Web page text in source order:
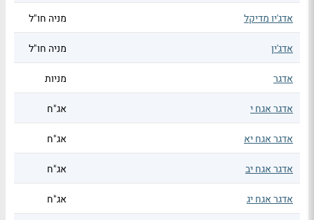
אדג'יו מדיקל מניה חו"ל
אדג'ין מניה חו"ל
אדגר מניות
אדגר אגח י אג"ח
אדגר אגח יא אג"ח
אדגר אגח יב אג"ח
אדגר אגח יג אג"ח